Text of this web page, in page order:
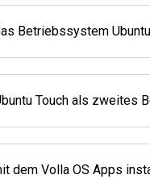
Betriebssystem
Touch als zweites
dem Volla OS Apps